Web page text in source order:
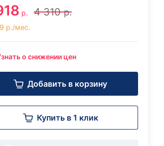
р. 4 310 р.
р./мес.
о снижении цен
Добавить в корзину
Купить в 1 клик